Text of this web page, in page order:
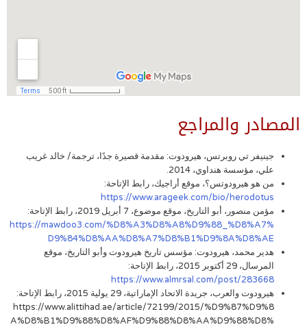
المصادر والمراجع
جينيفر تي روبرتس، هيرودوت: مقدمة قصيرة جدًا، ترجمة/ خالد غريب
علي، مؤسسة هنداوي، 2014.
من هو هيرودوتس؟، موقع أراجيك، رابط الإتاحة:
https://www.arageek.com/bio/herodotus
مؤمن منصور، أبو التاريخ، موقع موضوع، 7 أبريل 2019، رابط الإتاحة:
https://mawdoo3.com/%D8%A3%D8%A8%D9%88_%D8%A7%
D9%84%D8%AA%D8%A7%D8%B1%D9%8A%D8%AE
هدير محمد، هيرودوت: مؤسس تاريخ هيرودوت وأبو التاريخ، موقع
المرسال، 29 أكتوبر 2015، رابط الإتاحة:
https://www.almrsal.com/post/283668
هيرودوت والعرب، جريدة الاتحاد الإماراتية، 29 يولية 2015، رابط الإتاحة:
https://www.alittihad.ae/article/72199/2015/%D9%87%D9%8
A%D8%B1%D9%88%D8%AF%D9%88%D8%AA%D9%88%D8%